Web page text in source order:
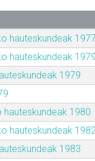
hauteskundeak 1977
hauteskundeak 1979
1979
hauteskundeak 1980
hauteskundeak
1983